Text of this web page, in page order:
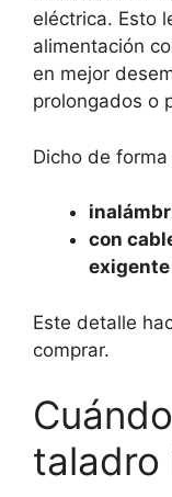
eléctrica. Esto
alimentación
en mejor
prolongados o
Dicho de forma
con
exigente
Este detalle
comprar.
taladro